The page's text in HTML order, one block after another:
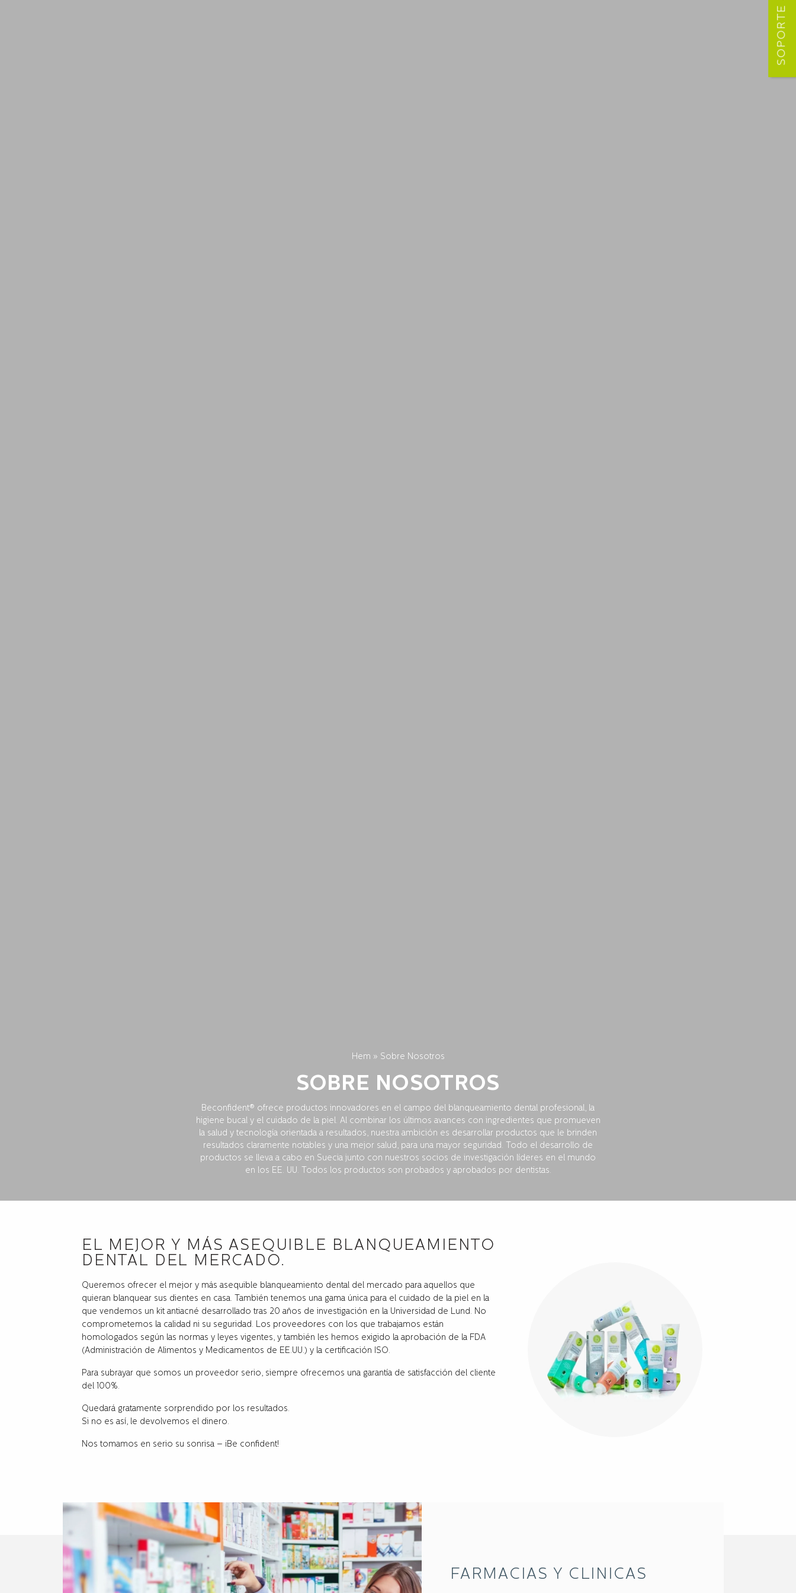
Hem » Sobre Nosotros
SOBRE NOSOTROS
Beconfident® ofrece productos innovadores en el campo del blanqueamiento dental profesional, la
higiene bucal y el cuidado de la piel. Al combinar los últimos avances con ingredientes que promueven
la salud y tecnología orientada a resultados, nuestra ambición es desarrollar productos que le brinden
resultados claramente notables y una mejor salud, para una mayor seguridad. Todo el desarrollo de
productos se lleva a cabo en Suecia junto con nuestros socios de investigación líderes en el mundo
en los EE. UU. Todos los productos son probados y aprobados por dentistas.
EL MEJOR Y MÁS ASEQUIBLE BLANQUEAMIENTO
DENTAL DEL MERCADO.
Queremos ofrecer el mejor y más asequible blanqueamiento dental del mercado para aquellos que
quieran blanquear sus dientes en casa. También tenemos una gama única para el cuidado de la piel en la
que vendemos un kit antiacné desarrollado tras 20 años de investigación en la Universidad de Lund. No
comprometemos la calidad ni su seguridad. Los proveedores con los que trabajamos están
homologados según las normas y leyes vigentes, y también les hemos exigido la aprobación de la FDA
(Administración de Alimentos y Medicamentos de EE.UU.) y la certificación ISO.
Para subrayar que somos un proveedor serio, siempre ofrecemos una garantía de satisfacción del cliente
del 100%.
Quedará gratamente sorprendido por los resultados.
Si no es así, le devolvemos el dinero.
Nos tomamos en serio su sonrisa – ¡Be confident!
FARMACIAS Y CLINICAS